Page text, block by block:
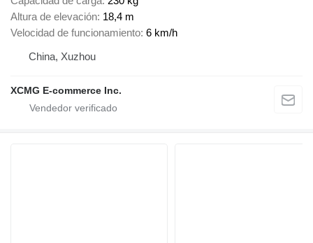
Altura de elevación 18,4 m
Velocidad de funcionamiento 6 km/h
China, Xuzhou
XCMG E-commerce Inc.